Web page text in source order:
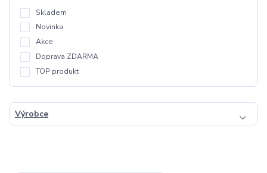
Skladem
Novinka
Akce
Doprava ZDARMA
TOP produkt
Výrobce